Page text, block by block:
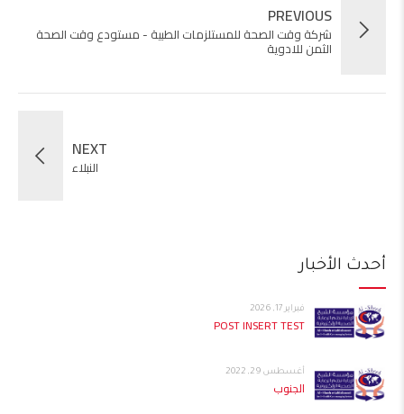
PREVIOUS
شركة وقت الصحة للمستلزمات الطبية - مستودع وقت الصحة
الثمن للادوية
NEXT
النبلاء
أحدث الأخبار
فبراير 17, 2026
POST INSERT TEST
أغسطس 29, 2022
الجنوب